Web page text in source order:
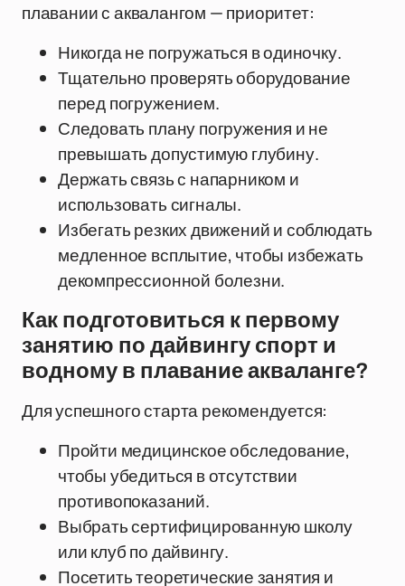
плавании с аквалангом — приоритет:
Никогда не погружаться в одиночку.
Тщательно проверять оборудование
перед погружением.
Следовать плану погружения и не
превышать допустимую глубину.
Держать связь с напарником и
использовать сигналы.
Избегать резких движений и соблюдать
медленное всплытие, чтобы избежать
декомпрессионной болезни.
Как подготовиться к первому
занятию по дайвингу спорт и
водному в плавание акваланге?
Для успешного старта рекомендуется:
Пройти медицинское обследование,
чтобы убедиться в отсутствии
противопоказаний.
Выбрать сертифицированную школу
или клуб по дайвингу.
Посетить теоретические занятия и